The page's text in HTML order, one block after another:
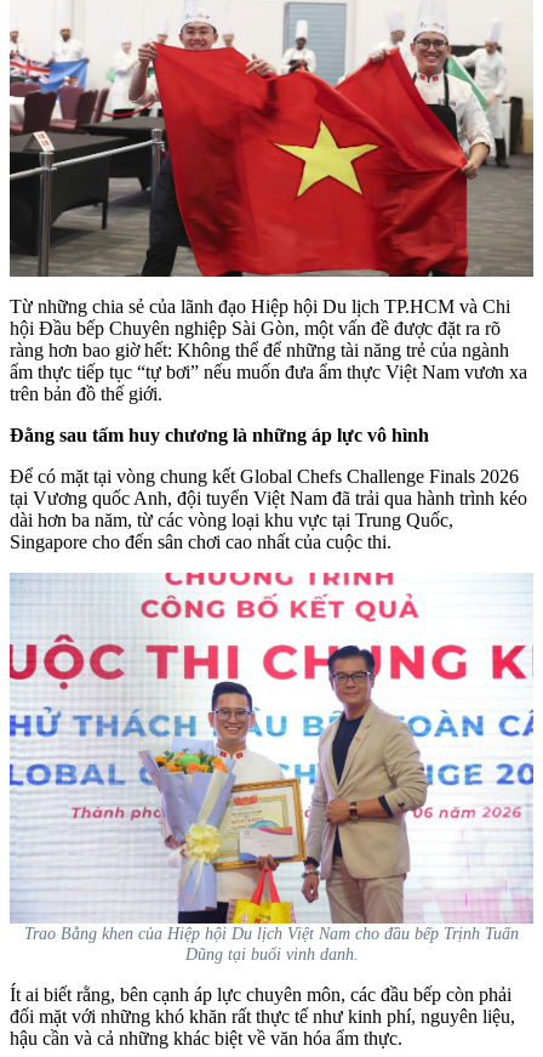
Từ những chia sẻ của lãnh đạo Hiệp hội Du lịch TP.HCM và Chi
hội Đầu bếp Chuyên nghiệp Sài Gòn, một vấn đề được đặt ra rõ
ràng hơn bao giờ hết: Không thể để những tài năng trẻ của ngành
ẩm thực tiếp tục “tự bơi” nếu muốn đưa ẩm thực Việt Nam vươn xa
trên bản đồ thế giới.
Đằng sau tấm huy chương là những áp lực vô hình
Để có mặt tại vòng chung kết Global Chefs Challenge Finals 2026
tại Vương quốc Anh, đội tuyển Việt Nam đã trải qua hành trình kéo
dài hơn ba năm, từ các vòng loại khu vực tại Trung Quốc,
Singapore cho đến sân chơi cao nhất của cuộc thi.
Trao Bằng khen của Hiệp hội Du lịch Việt Nam cho đầu bếp Trịnh Tuấn
Dũng tại buổi vinh danh.
Ít ai biết rằng, bên cạnh áp lực chuyên môn, các đầu bếp còn phải
đối mặt với những khó khăn rất thực tế như kinh phí, nguyên liệu,
hậu cần và cả những khác biệt về văn hóa ẩm thực.